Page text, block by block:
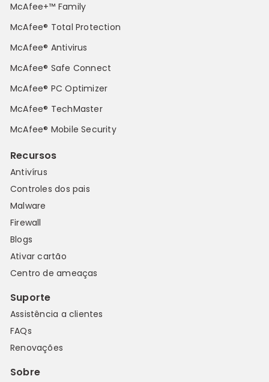
McAfee+™ Family
McAfee® Total Protection
McAfee® Antivirus
McAfee® Safe Connect
McAfee® PC Optimizer
McAfee® TechMaster
McAfee® Mobile Security
Recursos
Antivírus
Controles dos pais
Malware
Firewall
Blogs
Ativar cartão
Centro de ameaças
Suporte
Assistência a clientes
FAQs
Renovações
Sobre